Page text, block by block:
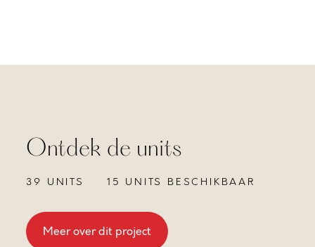
Ontdek de units
39 UNITS 15 UNITS BESCHIKBAAR
Meer over dit project